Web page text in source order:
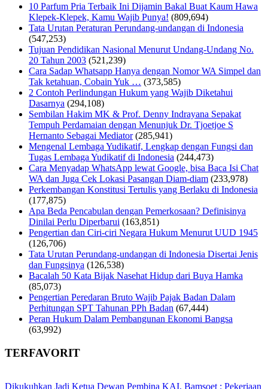
10 Parfum Pria Terbaik Ini Dijamin Bakal Buat Kaum Hawa
Klepek-Klepek, Kamu Wajib Punya! (809,694)
Tata Urutan Peraturan Perundang-undangan di Indonesia
(547,253)
Tujuan Pendidikan Nasional Menurut Undang-Undang No.
20 Tahun 2003 (521,239)
Cara Sadap Whatsapp Hanya dengan Nomor WA Simpel dan
Tak ketahuan, Cobain Yuk … (373,585)
2 Contoh Perlindungan Hukum yang Wajib Diketahui
Dasarnya (294,108)
Sembilan Hakim MK & Prof. Denny Indrayana Sepakat
Tempuh Perdamaian dengan Menunjuk Dr. Tjoetjoe S
Hernanto Sebagai Mediator (285,941)
Mengenal Lembaga Yudikatif, Lengkap dengan Fungsi dan
Tugas Lembaga Yudikatif di Indonesia (244,473)
Cara Menyadap WhatsApp lewat Google, bisa Baca Isi Chat
WA dan Juga Cek Lokasi Pasangan Diam-diam (233,978)
Perkembangan Konstitusi Tertulis yang Berlaku di Indonesia
(177,875)
Apa Beda Pencabulan dengan Pemerkosaan? Definisinya
Dinilai Perlu Diperbarui (163,851)
Pengertian dan Ciri-ciri Negara Hukum Menurut UUD 1945
(126,706)
Tata Urutan Perundang-undangan di Indonesia Disertai Jenis
dan Fungsinya (126,538)
Bacalah 50 Kata Bijak Nasehat Hidup dari Buya Hamka
(85,073)
Pengertian Peredaran Bruto Wajib Pajak Badan Dalam
Perhitungan SPT Tahunan PPh Badan (67,444)
Peran Hukum Dalam Pembangunan Ekonomi Bangsa
(63,992)
TERFAVORIT
Dikukuhkan Jadi Ketua Dewan Pembina KAI, Bamsoet : Pekerjaan